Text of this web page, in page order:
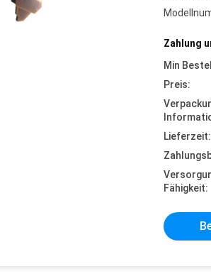
Zahlung
Min
Preis:
Lieferzeit:
Fähigkeit: